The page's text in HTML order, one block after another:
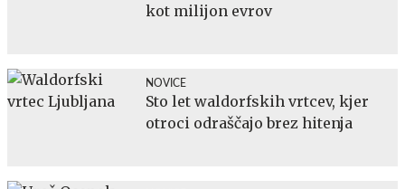
kot milijon evrov
NOVICE
Sto let waldorfskih vrtcev, kjer
otroci odraščajo brez hitenja